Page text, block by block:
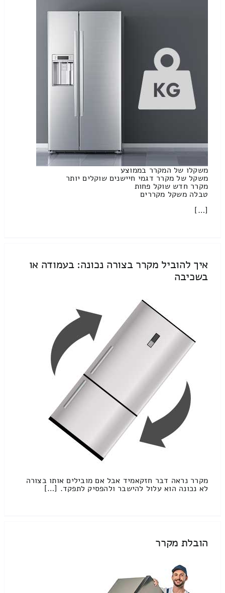
משקלו של המקרר בממוצע
משקל של מקרר דגמי חיישנים שוקלים יותר
מקרר חדש שוקל פחות
טבלה משקל מקררים
[…]
איך להוביל מקרר בצורה נכונה: בעמודה או
בשכיבה
מקרר נראה דבר חזקאמיד אבל אם מובילים אותו בצורה
לא נכונה הוא עלול להישבר ולהפסיק לתפקד. […]
הובלת מקרר